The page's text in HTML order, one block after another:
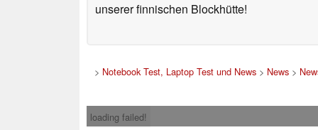
unserer finnischen Blockhütte!
> Notebook Test, Laptop Test und News> News>
loading failed!